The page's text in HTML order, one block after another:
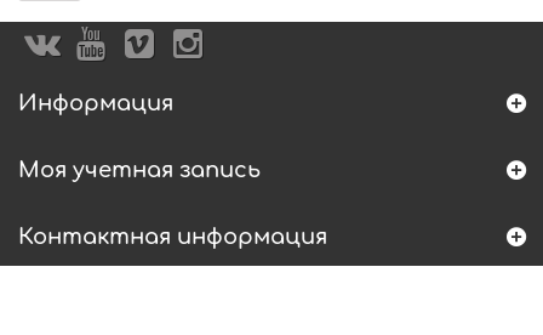
Информация
Моя учетная запись
Контактная информация